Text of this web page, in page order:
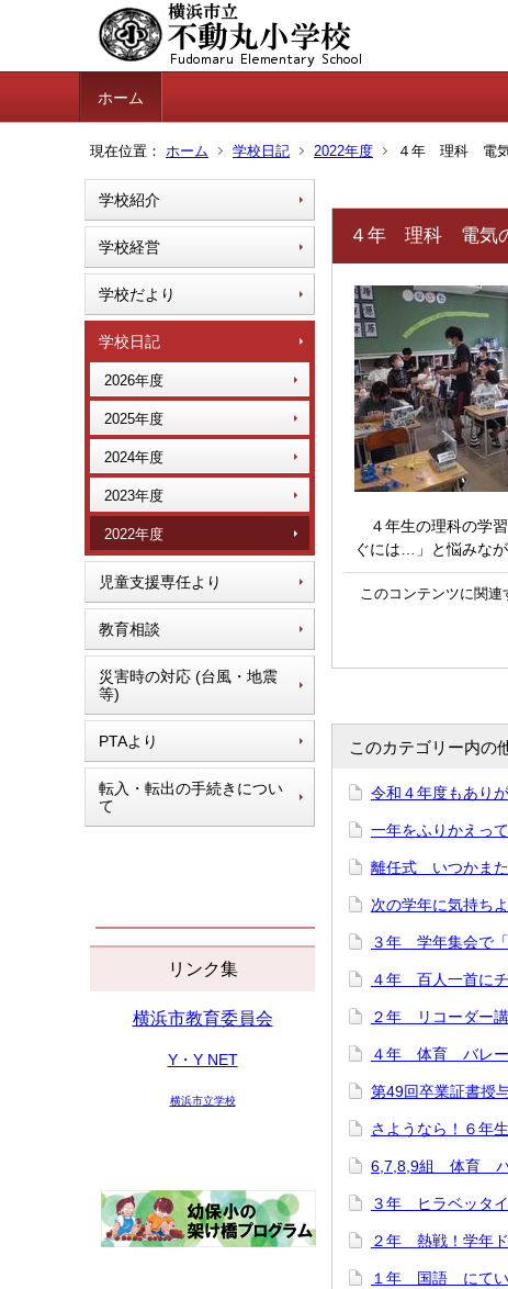
ホーム
現在位置： ホーム 学校日記 2022年度 ４年 理科 電気
学校紹介
学校経営
学校だより
学校日記
2026年度
2025年度
2024年度
2023年度
2022年度
児童支援専任より
教育相談
災害時の対応 (台風・地震
等)
PTAより
転入・転出の手続きについ
て
リンク集
横浜市教育委員会
Y・Y NET
横浜市立学校
４年 理科 電気
４年生の理科の学習
ぐには…」と悩みな
このコンテンツに関連
このカテゴリー内の
令和４年度もあり
一年をふりかえっ
離任式 いつかま
次の学年に気持ち
３年 学年集会で
４年 百人一首に
２年 リコーダー
４年 体育 バレー
第49回卒業証書授
さようなら！６年
6,7,8,9組 体育 パ
３年 ヒラベッタ
２年 熱戦！学年
１年 国語 にてい